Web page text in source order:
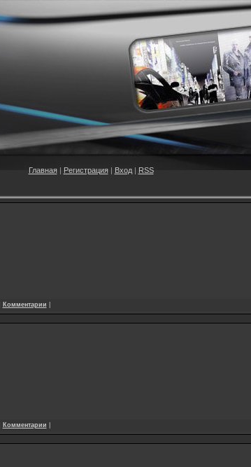
Главная| Регистрация| Вход| RSS
Комментарии
Комментарии